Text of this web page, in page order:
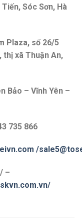
Sóc Sơn, Hà
Plaza, số 26/5
thị xã Thuận An,
Bảo – Vĩnh Yên –
735 866
/
/ –